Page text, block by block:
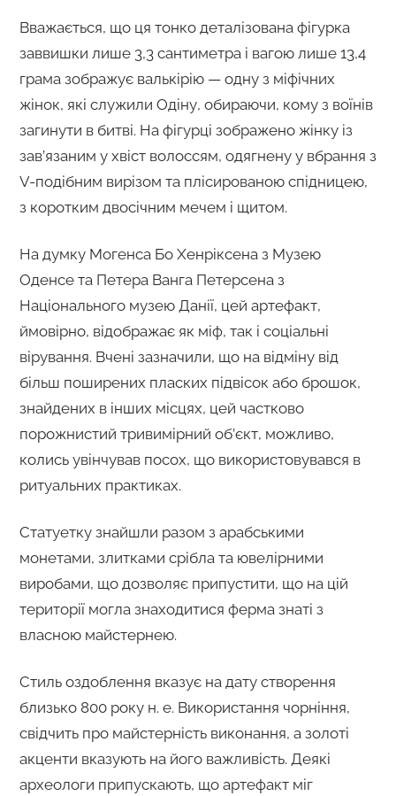
Вважається, що ця тонко деталізована фігурка
заввишки лише 3,3 сантиметра і вагою лише 13,4
грама зображує валькірію — одну з міфічних
жінок, які служили Одіну, обираючи, кому з воїнів
загинути в битві. На фігурці зображено жінку із
зав’язаним у хвіст волоссям, одягнену у вбрання з
V-подібним вирізом та плісированою спідницею,
з коротким двосічним мечем і щитом.
На думку Могенса Бо Хенріксена з Музею
Оденсе та Петера Ванга Петерсена з
Національного музею Данії, цей артефакт,
ймовірно, відображає як міф, так і соціальні
вірування. Вчені зазначили, що на відміну від
більш поширених пласких підвісок або брошок,
знайдених в інших місцях, цей частково
порожнистий тривимірний об’єкт, можливо,
колись увінчував посох, що використовувався в
ритуальних практиках.
Статуетку знайшли разом з арабськими
монетами, злитками срібла та ювелірними
виробами, що дозволяє припустити, що на цій
території могла знаходитися ферма знаті з
власною майстернею.
Стиль оздоблення вказує на дату створення
близько 800 року н. е. Використання чорніння,
свідчить про майстерність виконання, а золоті
акценти вказують на його важливість. Деякі
археологи припускають, що артефакт міг